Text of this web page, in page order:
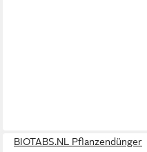
BIOTABS.NL Pflanzendünger